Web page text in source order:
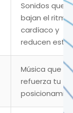
Sonidos que
bajan el ritmo
cardíaco y
reducen
Música que
refuerza tu